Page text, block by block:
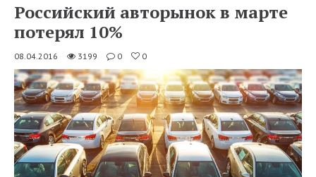
Российский авторынок в марте
потерял 10%
08.04.2016 3199 0 0